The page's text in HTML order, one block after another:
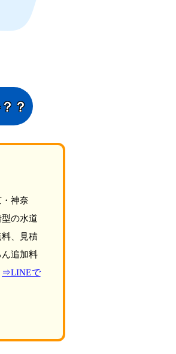
？
神奈
の水道
、見積
追加料
⇒LINEで